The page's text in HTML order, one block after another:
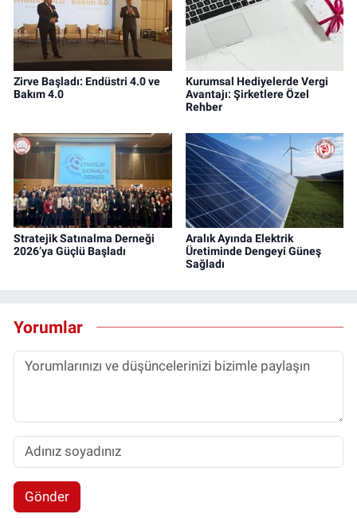
Zirve Başladı: Endüstri 4.0 ve
Bakım 4.0
Kurumsal Hediyelerde Vergi
Avantajı: Şirketlere Özel
Rehber
Stratejik Satınalma Derneği
2026’ya Güçlü Başladı
Aralık Ayında Elektrik
Üretiminde Dengeyi Güneş
Sağladı
Yorumlar
Gönder